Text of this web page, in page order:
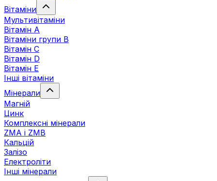
Вітаміни
Мультивітаміни
Вітамін А
Вітаміни групи В
Вітамін C
Вітамін D
Вітамін Е
Інші вітаміни
Мінерали
Магній
Цинк
Комплексні мінерали
ZMA і ZMB
Кальцій
Залізо
Електроліти
Інші мінерали